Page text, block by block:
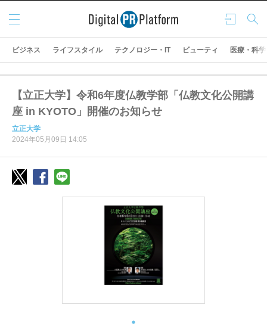
ログ
イン
検索
メニ
ュー
ビジネス ライフスタイル テクノロジー・IT ビューティ 医療・科学
【立正大学】令和6年度仏教学部「仏教文化公開講
座 in KYOTO」開催のお知らせ
立正大学
2024年05月09日 14:05